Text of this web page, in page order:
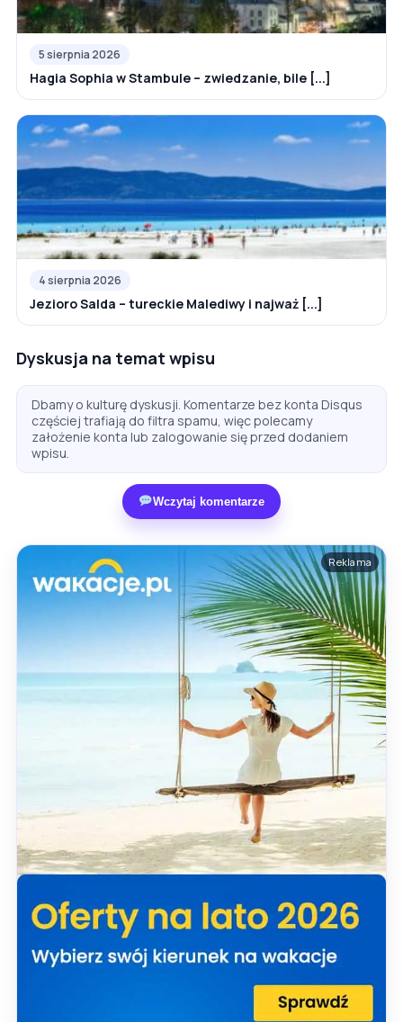
5 sierpnia 2026
Hagia Sophia w Stambule – zwiedzanie, bile [...]
4 sierpnia 2026
Jezioro Salda – tureckie Malediwy i najważ [...]
Dyskusja na temat wpisu
Dbamy o kulturę dyskusji. Komentarze bez konta Disqus
częściej trafiają do filtra spamu, więc polecamy
założenie konta lub zalogowanie się przed dodaniem
wpisu.
Wczytaj komentarze
Reklama